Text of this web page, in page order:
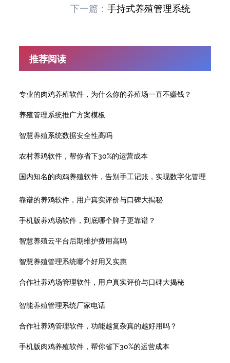
下一篇： 手持式养殖管理系统
推荐阅读
专业的肉鸡养殖软件，为什么你的养殖场一直不赚钱？
养殖管理系统推广方案模板
智慧养殖系统数据安全性高吗
农村养鸡软件，帮你省下30%的运营成本
国内知名的肉鸡养殖软件，告别手工记账，实现数字化管理
靠谱的养鸡软件，用户真实评价与口碑大揭秘
手机版养鸡场软件，到底哪个牌子更靠谱？
智慧养殖云平台后期维护费用高吗
智慧养殖管理系统哪个好用又实惠
合作社养鸡场管理软件，用户真实评价与口碑大揭秘
智能养殖管理系统厂家电话
合作社养鸡管理软件，功能越复杂真的越好用吗？
手机版肉鸡养殖软件，帮你省下30%的运营成本